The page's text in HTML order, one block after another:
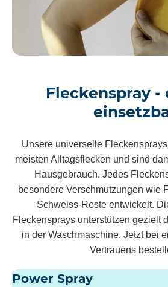
Fleckenspray -
Unsere universelle
meisten Alltagsflecken und sind
Hausgebrauch. Jedes
besondere Verschmutzungen wie
Schweiss-Reste entwickelt.
Fleckensprays unterstützen gezielt
in der Waschmaschine. Jetzt bei
Vertrauens
Power Spray